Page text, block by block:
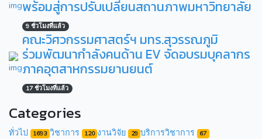
พร้อมสู่การปรับเปลี่ยนสถานภาพมหาวิทยาลัย
9 ชั่วโมงที่แล้ว
คณะวิศวกรรมศาสตร์ฯ มทร.สุวรรณภูมิ
ร่วมพัฒนากำลังคนด้าน EV จัดอบรมบุคลากร
ภาคอุตสาหกรรมยานยนต์
17 ชั่วโมงที่แล้ว
Categories
ทั่วไป 1693 วิชาการ 120 งานวิจัย 29 บริการวิชาการ 67